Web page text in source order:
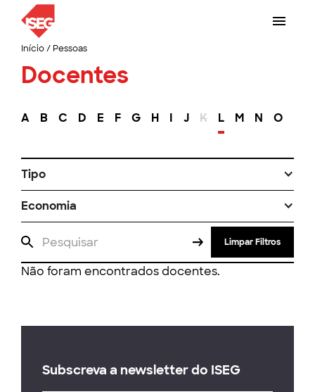
Início/ Pessoas
Docentes
A B C D E F G H I J K L M N O
Tipo
Economia
Limpar Filtros
Não foram encontrados docentes.
Subscreva a newsletter do ISEG